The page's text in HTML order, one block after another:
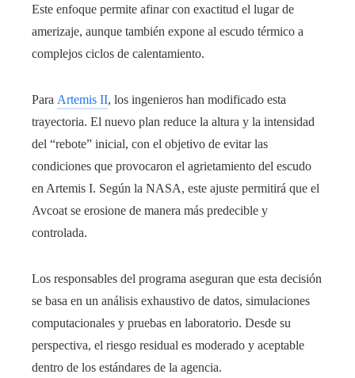
Este enfoque permite afinar con exactitud el lugar de
amerizaje, aunque también expone al escudo térmico a
complejos ciclos de calentamiento.
Para Artemis II, los ingenieros han modificado esta
trayectoria. El nuevo plan reduce la altura y la intensidad
del “rebote” inicial, con el objetivo de evitar las
condiciones que provocaron el agrietamiento del escudo
en Artemis I. Según la NASA, este ajuste permitirá que el
Avcoat se erosione de manera más predecible y
controlada.
Los responsables del programa aseguran que esta decisión
se basa en un análisis exhaustivo de datos, simulaciones
computacionales y pruebas en laboratorio. Desde su
perspectiva, el riesgo residual es moderado y aceptable
dentro de los estándares de la agencia.